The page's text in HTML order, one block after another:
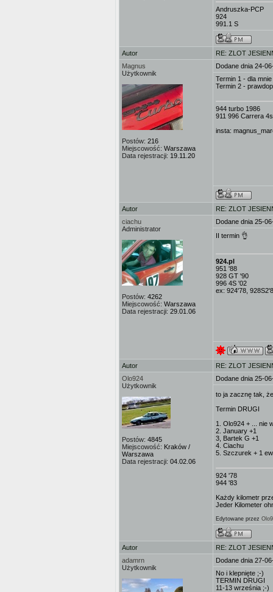
Andruszka-PCP
924
991.1 S
Autor
RE: ZLOT
Magnus
Użytkownik
Postów: 216
Miejscowość: Warszawa
Data rejestracji: 19.11.20
Dodane dnia 24-
Termin 1 - dla
Termin 2 -
944 turbo 1986
911 996 Carrera
insta:
Autor
RE: ZLOT
ciachu
Administrator
Postów: 4262
Miejscowość: Warszawa
Data rejestracji: 29.01.06
Dodane dnia 25-
II termin 👌
924.pl
951 '88
928 GT '90
996 4S '02
ex: 924'78,
Autor
RE: ZLOT
Olo924
Użytkownik
Postów: 4845
Miejscowość: Kraków /
Warszawa
Data rejestracji: 04.02.06
Dodane dnia 25-
to ja zacznę tak,
Termin DRUGI
1. Olo924 + ... nie
2. January +1
3, Bartek G +1
4. Ciachu
5. Szczurek + 1
924 '78
944 '83
Każdy kilometr
Jeder Kilometer
Edytowane przez
Autor
RE: ZLOT
adamrn
Użytkownik
Dodane dnia 27-
No i klepnięte ;-)
TERMIN DRUGI
11-13 września ;-)